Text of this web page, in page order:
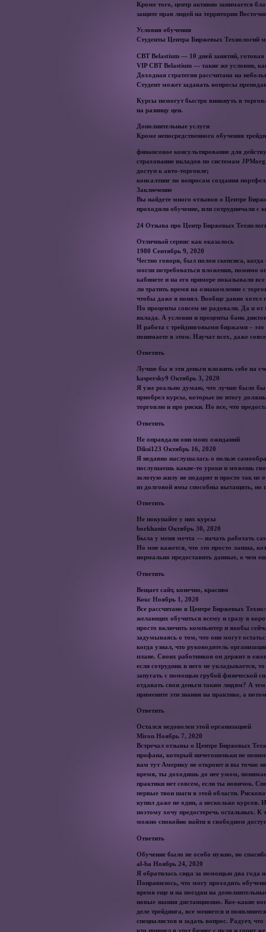
Кроме того, центр активно занимается
защите прав людей на территории
Условия обучения
Студенты Центра Биржевых Технологий
CBT Belastium — 10 дней занятий,
VIP CBT Belastium — такие же условия,
Доходная стратегия рассчитана на
Студент может задавать вопросы
Курсы помогут быстро вникнуть в
на разницу цен.
Дополнительные услуги
Кроме непосредственного обучения
финансовое консультирование для
страхование вкладов по системам
доступ к авто-торговле;
консалтинг по вопросам создания
Заключение
Вы найдете много отзывов о Центре
проходили обучение, или сотрудничали с
24 Отзыва про Центр Биржевых
Отличный сервис как оказалось
1980 Сентябрь 9, 2020
Честно говоря, был полон скепсиса,
могли потребоваться вложения, помимо
кабинете и на его примере показывали
ли тратить время на ознакомление с
чтобы даже я понял. Вообще давно хотел
Но проценты совсем не радовали. Да и от
вклада. А условия и проценты банк
И работа с трейдинговыми биржами – это
понимаете в этом. Научат всех, даже
Ответить
Лучше бы я эти деньги вложить себе на
kaspersky9 Октябрь 3, 2020
Я уже реально думаю, что лучше было бы
приобрел курсы, которые по итогу
торговлю и про риски. Но все, что
Ответить
Не оправдали они моих ожиданий
Diksi123 Октябрь 16, 2020
Я недавно наслушалась о пользе
послушаешь какие-то уроки и можешь
золотую жилу не подарит и просто так не
из долговой ямы способны вытащить, но
Ответить
Не покупайте у них курсы
borkhanin Октябрь 30, 2020
Была у меня мечта — начать работать
Но мне кажется, что это просто лапша,
нормально предоставить данные, о чем
Ответить
Вещает сайт, конечно, красиво
Кокс Ноябрь 1, 2020
Все рассчитано в Центре Биржевых
желающих обучиться всему и сразу в
просто включить компьютер и якобы
задумываясь о том, что они могут
когда узнал, что руководитель
плане. Своих работников он держит в
если сотрудник в него не укладывается,
запугать с помощью грубой физической
отдавать свои деньги таким людям? А
примените эти знания на практике, а
Ответить
Остался недоволен этой организацией
Miron Ноябрь 7, 2020
Встречал отзывы о Центре Биржевых
профана, который ничегошеньки не
вам тут Америку не откроют и вы точно
время, ты доходишь до нее умом,
практики нет совсем, если ты новичок.
первые твои шаги в этой области.
купил даже не один, а несколько курсов.
поэтому хочу предостеречь остальных.
можно спокойно найти в свободном
Ответить
Обучение было не особо нужно, но
al-ba Ноябрь 24, 2020
Я обратилась сюда за помощью два года
Понравилось, что могу проходить
время еще и на поездки на
новые знания дистанционно. Кое-какие
деле трейдинга, все меняется и
специалистов и задать вопрос. Радует,
кто пришел в этот бизнес с нуля и горит